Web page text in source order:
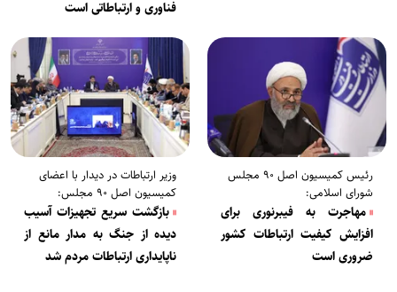
فناوری و ارتباطاتی است
رئیس کمیسیون اصل ۹۰ مجلس
شورای اسلامی:
مهاجرت به فیبرنوری برای
افزایش کیفیت ارتباطات کشور
ضروری است
وزیر ارتباطات در دیدار با اعضای
کمیسیون اصل ۹۰ مجلس:
بازگشت سریع تجهیزات آسیب
دیده از جنگ به مدار مانع از
ناپایداری ارتباطات مردم شد